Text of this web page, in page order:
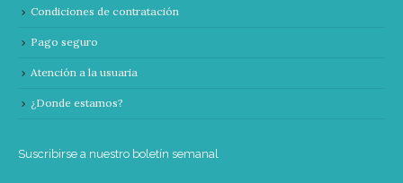
Condiciones de contratación
Pago seguro
Atención a la usuaria
¿Donde estamos?
Suscribirse a nuestro boletín semanal